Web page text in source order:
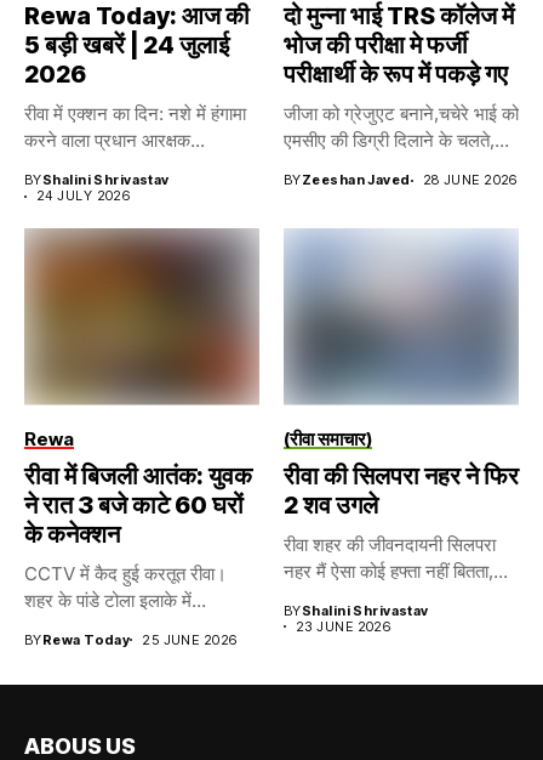
Rewa Today: आज की
5 बड़ी खबरें | 24 जुलाई
2026
रीवा में एक्शन का दिन: नशे में हंगामा
करने वाला प्रधान आरक्षक...
BYShalini Shrivastav
24 JULY 2026
दो मुन्ना भाई TRS कॉलेज में
भोज की परीक्षा मे फर्जी
परीक्षार्थी के रूप में पकड़े गए
जीजा को ग्रेजुएट बनाने,चचेरे भाई को
एमसीए की डिग्री दिलाने के चलते,...
BYZeeshan Javed 28 JUNE 2026
Rewa
रीवा में बिजली आतंक: युवक
ने रात 3 बजे काटे 60 घरों
के कनेक्शन
CCTV में कैद हुई करतूत रीवा।
शहर के पांडे टोला इलाके में...
BYRewa Today 25 JUNE 2026
(रीवा समाचार)
रीवा की सिलपरा नहर ने फिर
2 शव उगले
रीवा शहर की जीवनदायनी सिलपरा
नहर मैं ऐसा कोई हफ्ता नहीं बितता,...
BYShalini Shrivastav
23 JUNE 2026
ABOUS US